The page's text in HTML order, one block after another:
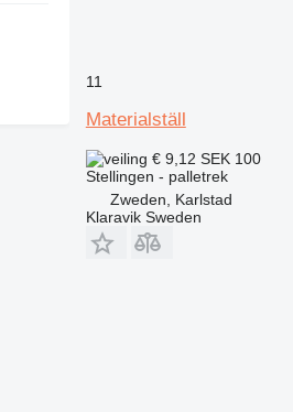
11
Materialställ
€ 9,12 SEK 100
Stellingen - palletrek
Zweden, Karlstad
Klaravik Sweden